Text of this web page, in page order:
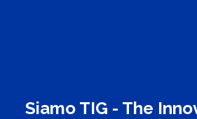
Siamo TIG - The